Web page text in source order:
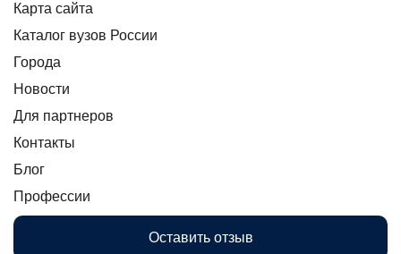
Карта сайта
Каталог вузов России
Города
Новости
Для партнеров
Контакты
Блог
Профессии
Оставить отзыв